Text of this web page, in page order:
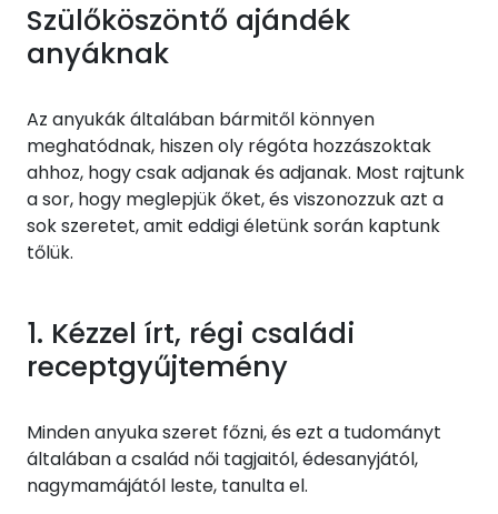
Szülőköszöntő ajándék
anyáknak
Az anyukák általában bármitől könnyen
meghatódnak, hiszen oly régóta hozzászoktak
ahhoz, hogy csak adjanak és adjanak. Most rajtunk
a sor, hogy meglepjük őket, és viszonozzuk azt a
sok szeretet, amit eddigi életünk során kaptunk
tőlük.
1. Kézzel írt, régi családi
receptgyűjtemény
Minden anyuka szeret főzni, és ezt a tudományt
általában a család női tagjaitól, édesanyjától,
nagymamájától leste, tanulta el.